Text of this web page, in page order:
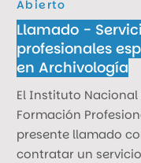
Abierto
Llamado -
profesionales
en Archivología
El Instituto Nacional
Formación
presente llamado
contratar un